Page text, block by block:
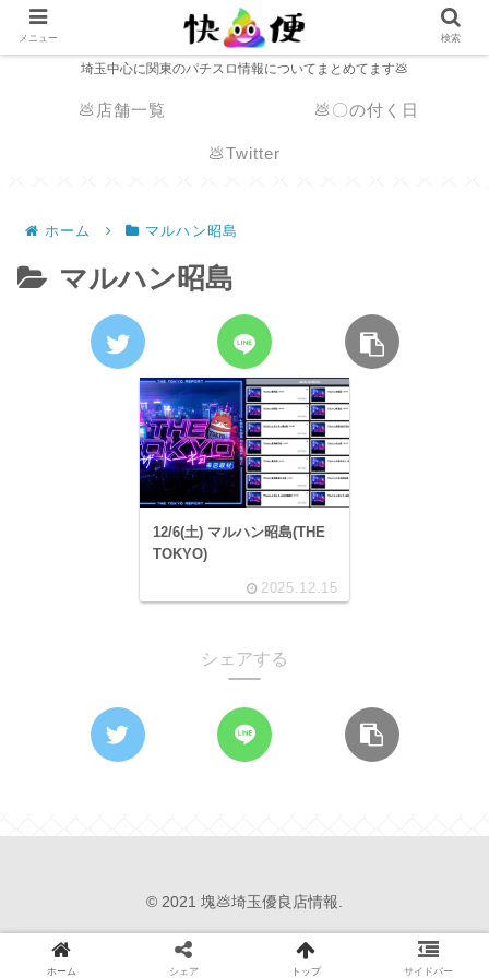
埼玉中心に関東のパチスロ情報についてまとめてます💩
💩店舗一覧 💩〇の付く日
💩Twitter
ホーム マルハン昭島
マルハン昭島
12/6(土) マルハン昭島(THE
TOKYO)
2025.12.15
シェアする
© 2021 塊💩埼玉優良店情報.
メニュー 検索
ホーム シェア トップ サイドバー